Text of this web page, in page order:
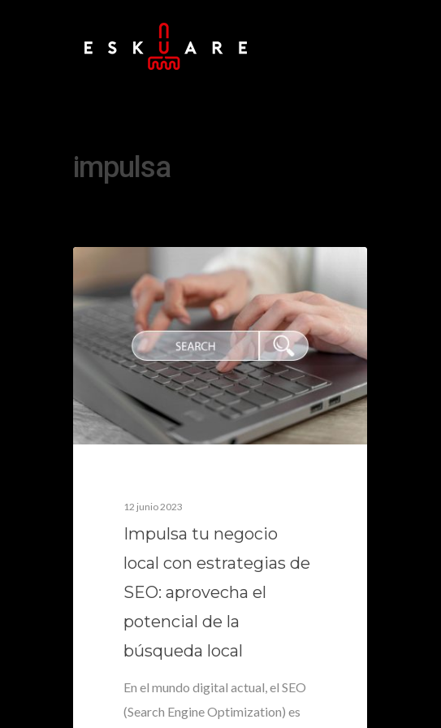
impulsa
12 junio 2023
Impulsa tu negocio
local con estrategias de
SEO: aprovecha el
potencial de la
búsqueda local
En el mundo digital actual, el SEO
(Search Engine Optimization) es